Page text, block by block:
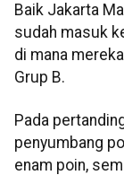
Baik Jakarta
sudah masuk
di mana
Grup B.
Pada
penyumbang
enam poin,